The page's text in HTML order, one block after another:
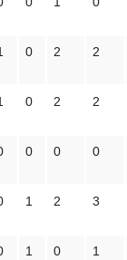
0 2 2
0 2 2
0 0 0
1 2 3
1 0 1